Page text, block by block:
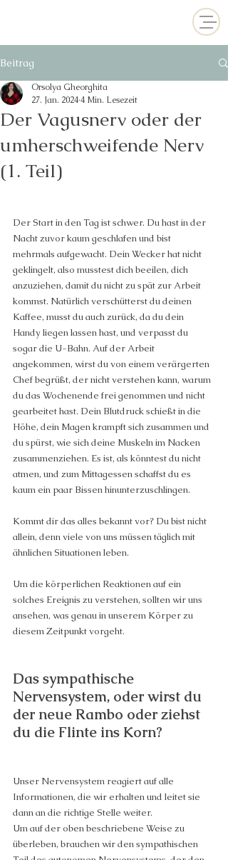
Beitrag
Der Vagusnerv oder der
umherschweifende Nerv
(1. Teil)
Orsolya Gheorghita
27. Jan. 20244 Min. Lesezeit
Der Start in den Tag ist schwer. Du hast in der
Nacht zuvor kaum geschlafen und bist
mehrmals aufgewacht. Dein Wecker hat nicht
geklingelt, also musstest dich beeilen, dich
anzuziehen, damit du nicht zu spät zur Arbeit
kommst. Natürlich verschütterst du deinen
Kaffee, musst du auch zurück, da du dein
Handy liegen lassen hast, und verpasst du
sogar die U-Bahn. Auf der Arbeit
angekommen, wirst du von einem verärgerten
Chef begrüßt, der nicht verstehen kann, warum
du das Wochenende frei genommen und nicht
gearbeitet hast. Dein Blutdruck schießt in die
Höhe, dein Magen krampft sich zusammen und
du spürst, wie sich deine Muskeln im Nacken
zusammenziehen. Es ist, als könntest du nicht
atmen, und zum Mittagessen schaffst du es
kaum ein paar Bissen hinunterzuschlingen.
Kommt dir das alles bekannt vor? Du bist nicht
allein, denn viele von uns müssen täglich mit
ähnlichen Situationen leben.
Um die körperlichen Reaktionen auf ein
solches Ereignis zu verstehen, sollten wir uns
ansehen, was genau in unserem Körper zu
diesem Zeitpunkt vorgeht.
Das sympathische
Nervensystem, oder wirst du
der neue Rambo oder ziehst
du die Flinte ins Korn?
Unser Nervensystem reagiert auf alle
Informationen, die wir erhalten und leitet sie
dann an die richtige Stelle weiter.
Um auf der oben beschriebene Weise zu
überleben, brauchen wir den sympathischen